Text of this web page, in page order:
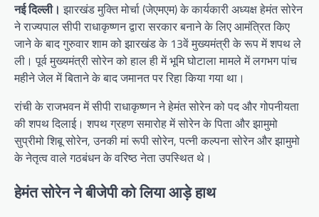
नई दिल्ली। झारखंड मुक्ति मोर्चा (जेएमएम) के कार्यकारी अध्यक्ष हेमंत सोरेन
ने राज्यपाल सीपी राधाकृष्णन द्वारा सरकार बनाने के लिए आमंत्रित किए
जाने के बाद गुरुवार शाम को झारखंड के 13वें मुख्यमंत्री के रूप में शपथ ले
ली। पूर्व मुख्यमंत्री सोरेन को हाल ही में भूमि घोटाला मामले में लगभग पांच
महीने जेल में बिताने के बाद जमानत पर रिहा किया गया था।
रांची के राजभवन में सीपी राधाकृष्णन ने हेमंत सोरेन को पद और गोपनीयता
की शपथ दिलाई। शपथ ग्रहण समारोह में सोरेन के पिता और झामुमो
सुप्रीमो शिबू सोरेन, उनकी मां रूपी सोरेन, पत्नी कल्पना सोरेन और झामुमो
के नेतृत्व वाले गठबंधन के वरिष्ठ नेता उपस्थित थे।
हेमंत सोरेन ने बीजेपी को लिया आड़े हाथ